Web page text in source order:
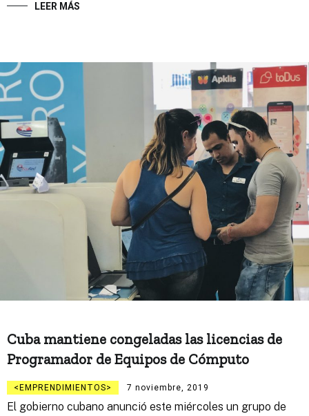
LEER MÁS
Cuba mantiene congeladas las licencias de
Programador de Equipos de Cómputo
EMPRENDIMIENTOS 7 noviembre, 2019
El gobierno cubano anunció este miércoles un grupo de